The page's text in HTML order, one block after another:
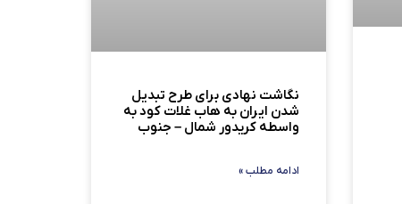
نگاشت نهادی برای طرح تبدیل
شدن ایران به هاب غلات کود به
واسطه کریدور شمال – جنوب
ادامه مطلب »